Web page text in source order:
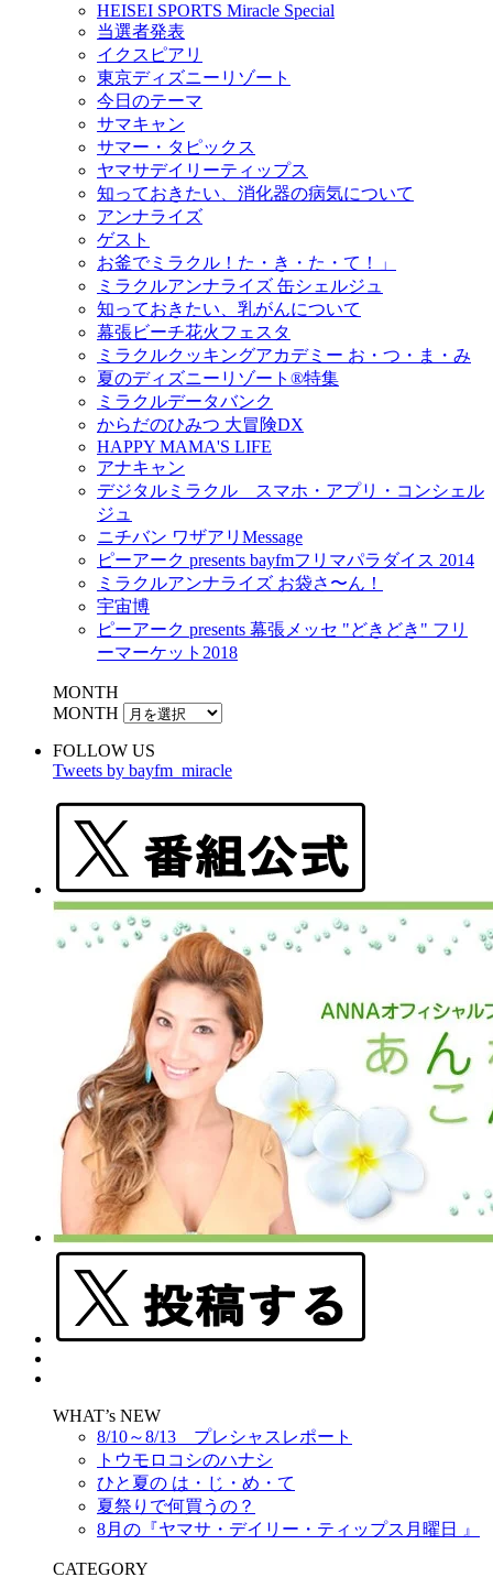
HEISEI SPORTS Miracle Special
当選者発表
イクスピアリ
東京ディズニーリゾート
今日のテーマ
サマキャン
サマー・タピックス
ヤマサデイリーティップス
知っておきたい、消化器の病気について
アンナライズ
ゲスト
お釜でミラクル！た・き・た・て！」
ミラクルアンナライズ 缶シェルジュ
知っておきたい、乳がんについて
幕張ビーチ花火フェスタ
ミラクルクッキングアカデミー お・つ・ま・み
夏のディズニーリゾート®特集
ミラクルデータバンク
からだのひみつ 大冒険DX
HAPPY MAMA'S LIFE
アナキャン
デジタルミラクル スマホ・アプリ・コンシェル
ジュ
ニチバン ワザアリMessage
ピーアーク presents bayfmフリマパラダイス 2014
ミラクルアンナライズ お袋さ〜ん！
宇宙博
ピーアーク presents 幕張メッセ "どきどき" フリ
ーマーケット2018
MONTH
MONTH
FOLLOW US
Tweets by bayfm_miracle
WHAT’s NEW
8/10～8/13 プレシャスレポート
トウモロコシのハナシ
ひと夏の は・じ・め・て
夏祭りで何買うの？
8月の『ヤマサ・デイリー・ティップス月曜日 』
CATEGORY